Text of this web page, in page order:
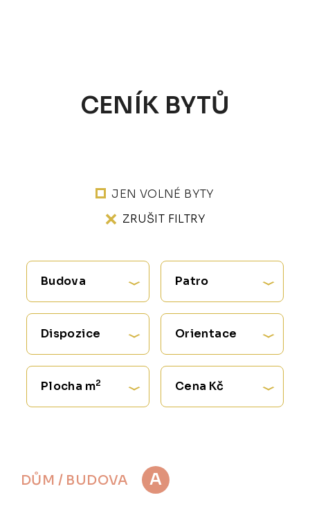
CENÍK BYTŮ
JEN VOLNÉ BYTY
ZRUŠIT FILTRY
Budova Patro
Dispozice Orientace
Plocha m2 Cena Kč
DŮM / BUDOVA A